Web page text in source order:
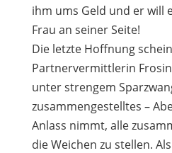
ihm ums Geld und er will
Frau an seiner Seite!
Die letzte Hoffnung
Partnervermittlerin
unter strengem
zusammengestelltes –
Anlass nimmt, alle
die Weichen zu stellen.